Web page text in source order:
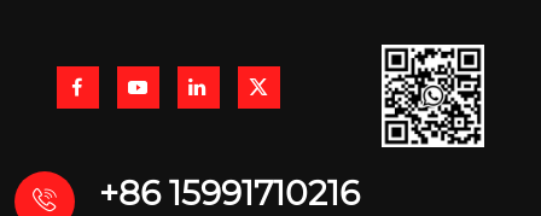
   
 +86 15991710216